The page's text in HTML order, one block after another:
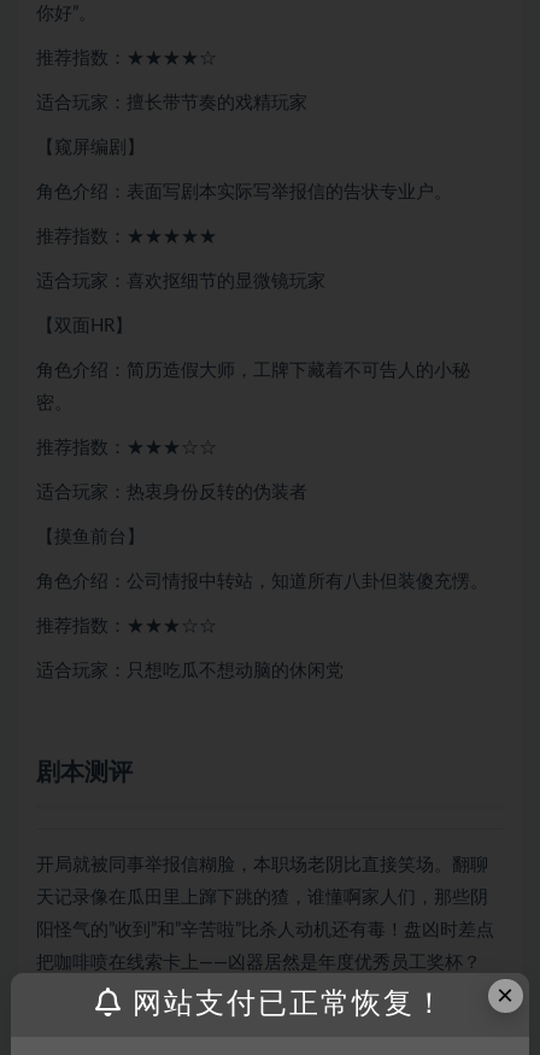
你好”。
推荐指数：★★★★☆
适合玩家：擅长带节奏的戏精玩家
【窥屏编剧】
角色介绍：表面写剧本实际写举报信的告状专业户。
推荐指数：★★★★★
适合玩家：喜欢抠细节的显微镜玩家
【双面HR】
角色介绍：简历造假大师，工牌下藏着不可告人的小秘
密。
推荐指数：★★★☆☆
适合玩家：热衷身份反转的伪装者
【摸鱼前台】
角色介绍：公司情报中转站，知道所有八卦但装傻充愣。
推荐指数：★★★☆☆
适合玩家：只想吃瓜不想动脑的休闲党
剧本测评
开局就被同事举报信糊脸，本职场老阴比直接笑场。翻聊
天记录像在瓜田里上蹿下跳的猹，谁懂啊家人们，那些阴
阳怪气的”收到”和”辛苦啦”比杀人动机还有毒！盘凶时差点
把咖啡喷在线索卡上——凶器居然是年度优秀员工奖杯？
最绝的是核诡埋在加班申请里，表面看是社畜の痛，实际
×
网站支付已正常恢复！